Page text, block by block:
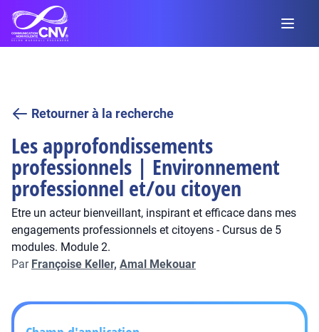
Retourner à la recherche
Les approfondissements
professionnels | Environnement
professionnel et/ou citoyen
Etre un acteur bienveillant, inspirant et efficace dans mes
engagements professionnels et citoyens - Cursus de 5
modules. Module 2.
Par Françoise Keller, Amal Mekouar